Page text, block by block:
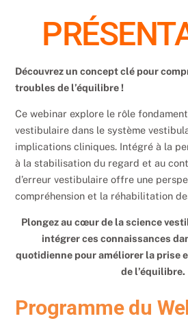
Découvrez un concept clé pour
troubles de l’équilibre !
Ce webinar explore le rôle
vestibulaire dans le système
implications cliniques. Intégré à la
à la stabilisation du regard et au
d’erreur vestibulaire offre une
compréhension et la réhabilitation
Plongez au cœur de la science
intégrer ces connaissances
quotidienne pour améliorer la prise
de l’équilibre.
Programme du